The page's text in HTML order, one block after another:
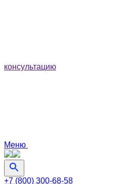
консультацию
Меню
+7 (800) 300-68-58